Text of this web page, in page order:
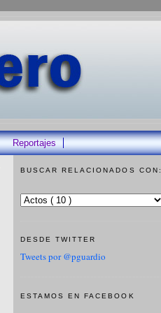
Reportajes
BUSCAR RELACIONADOS CON:
DESDE TWITTER
Tweets por @pguardio
ESTAMOS EN FACEBOOK